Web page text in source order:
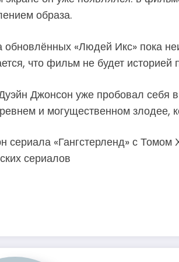
образа.
обновлённых «Людей Икс» пока
что фильм не будет
Джонсон уже пробовал себя
и могущественном злодее,
сериала «Гангстерленд» с
сериалов